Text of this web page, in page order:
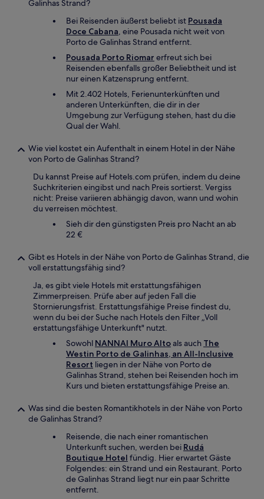
Galinhas Strand?
Bei Reisenden äußerst beliebt ist Pousada
Doce Cabana, eine Pousada nicht weit von
Porto de Galinhas Strand entfernt.
Pousada Porto Riomar erfreut sich bei
Reisenden ebenfalls großer Beliebtheit und ist
nur einen Katzensprung entfernt.
Mit 2.402 Hotels, Ferienunterkünften und
anderen Unterkünften, die dir in der
Umgebung zur Verfügung stehen, hast du die
Qual der Wahl.
Wie viel kostet ein Aufenthalt in einem Hotel in der Nähe
von Porto de Galinhas Strand?
Du kannst Preise auf Hotels.com prüfen, indem du deine
Suchkriterien eingibst und nach Preis sortierst. Vergiss
nicht: Preise variieren abhängig davon, wann und wohin
du verreisen möchtest.
Sieh dir den günstigsten Preis pro Nacht an ab
22 €
Gibt es Hotels in der Nähe von Porto de Galinhas Strand, die
voll erstattungsfähig sind?
Ja, es gibt viele Hotels mit erstattungsfähigen
Zimmerpreisen. Prüfe aber auf jeden Fall die
Stornierungsfrist. Erstattungsfähige Preise findest du,
wenn du bei der Suche nach Hotels den Filter „Voll
erstattungsfähige Unterkunft" nutzt.
Sowohl NANNAI Muro Alto als auch The
Westin Porto de Galinhas, an All-Inclusive
Resort liegen in der Nähe von Porto de
Galinhas Strand, stehen bei Reisenden hoch im
Kurs und bieten erstattungsfähige Preise an.
Was sind die besten Romantikhotels in der Nähe von Porto
de Galinhas Strand?
Reisende, die nach einer romantischen
Unterkunft suchen, werden bei Rudá
Boutique Hotel fündig. Hier erwartet Gäste
Folgendes: ein Strand und ein Restaurant. Porto
de Galinhas Strand liegt nur ein paar Schritte
entfernt.